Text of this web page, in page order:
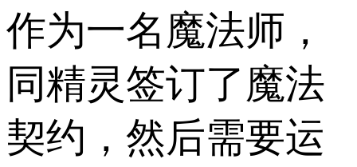
作为一名魔法师，
同精灵签订了魔法
契约，然后需要运